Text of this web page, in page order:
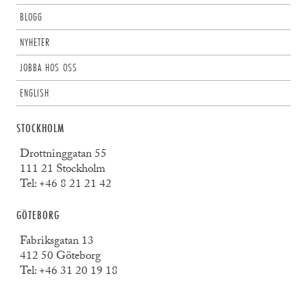
BLOGG
NYHETER
JOBBA HOS OSS
ENGLISH
STOCKHOLM
Drottninggatan 55
111 21 Stockholm
Tel:+46 8 21 21 42
GÖTEBORG
Fabriksgatan 13
412 50 Göteborg
Tel:+46 31 20 19 18